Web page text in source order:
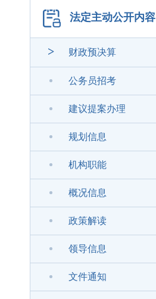
法定主动公开内容
> 财政预决算
公务员招考
建议提案办理
规划信息
机构职能
概况信息
政策解读
领导信息
文件通知